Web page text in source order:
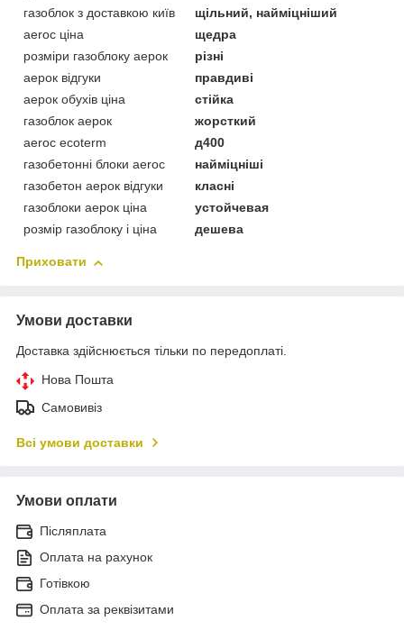
газоблок з доставкою київ
щільний, найміцніший
aeroc ціна
щедра
розміри газоблоку аерок
різні
аерок відгуки
правдиві
аерок обухів ціна
стійка
газоблок аерок
жорсткий
aeroc ecoterm
д400
газобетонні блоки aeroc
найміцніші
газобетон аерок відгуки
класні
газоблоки аерок ціна
устойчевая
розмір газоблоку і ціна
дешева
Приховати
Умови доставки
Доставка здійснюється тільки по передоплаті.
Нова Пошта
Самовивіз
Всі умови доставки
Умови оплати
Післяплата
Оплата на рахунок
Готівкою
Оплата за реквізитами